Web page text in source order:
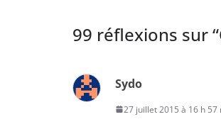
99 réflexions sur “
Sydo
27 juillet 2015 à 16 h 57